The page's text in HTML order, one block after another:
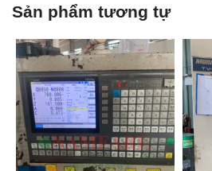
Sản phẩm tương tự